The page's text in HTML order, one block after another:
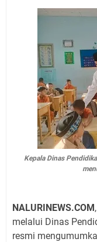
Kepala Dinas
NALURINEWS.COM
melalui Dinas
resmi